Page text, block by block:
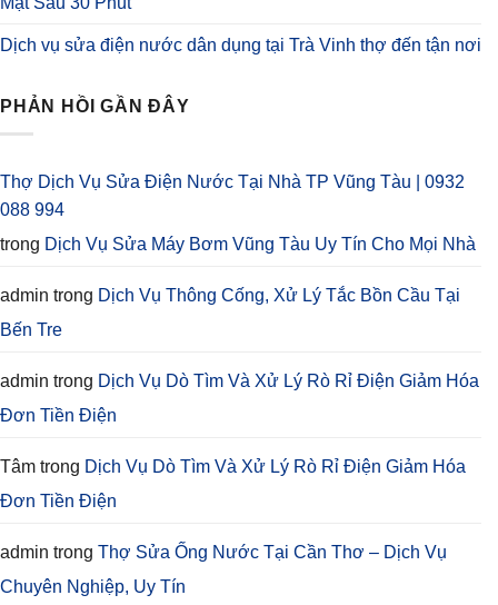
Dịch vụ sửa điện nước dân dụng tại Trà Vinh thợ đến tận nơi
PHẢN HỒI GẦN ĐÂY
Thợ Dịch Vụ Sửa Điện Nước Tại Nhà TP Vũng Tàu | 0932
088 994
trong Dịch Vụ Sửa Máy Bơm Vũng Tàu Uy Tín Cho Mọi Nhà
admin trong Dịch Vụ Thông Cống, Xử Lý Tắc Bồn Cầu Tại
Bến Tre
admin trong Dịch Vụ Dò Tìm Và Xử Lý Rò Rỉ Điện Giảm Hóa
Đơn Tiền Điện
Tâm trong Dịch Vụ Dò Tìm Và Xử Lý Rò Rỉ Điện Giảm Hóa
Đơn Tiền Điện
admin trong Thợ Sửa Ống Nước Tại Cần Thơ – Dịch Vụ
Chuyên Nghiệp, Uy Tín